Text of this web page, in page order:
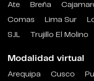
Ate Breña
Comas
Lima Sur
SJL
Trujillo El Molino
Modalidad virtual
Arequipa Cusco